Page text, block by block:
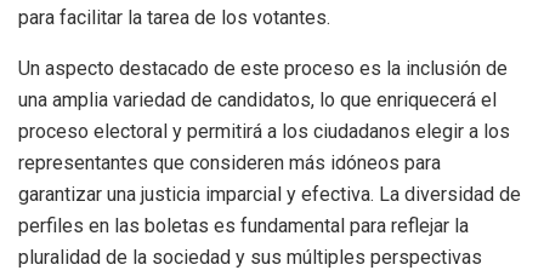
para facilitar la tarea de los votantes.
Un aspecto destacado de este proceso es la inclusión de
una amplia variedad de candidatos, lo que enriquecerá el
proceso electoral y permitirá a los ciudadanos elegir a los
representantes que consideren más idóneos para
garantizar una justicia imparcial y efectiva. La diversidad de
perfiles en las boletas es fundamental para reflejar la
pluralidad de la sociedad y sus múltiples perspectivas